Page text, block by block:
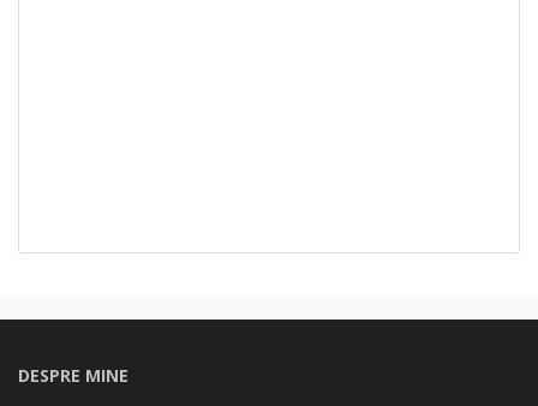
DESPRE MINE